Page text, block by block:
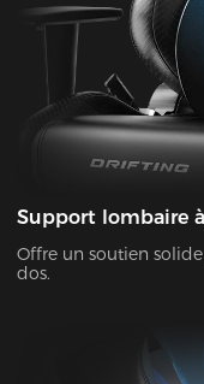
Support lombaire
Offre un soutien
dos.